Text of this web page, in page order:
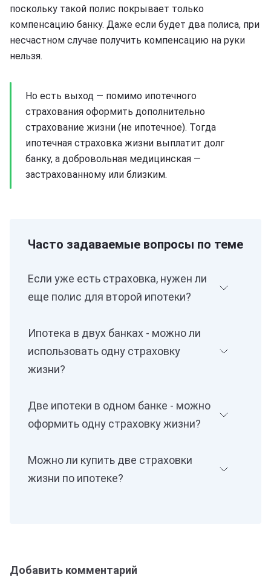
поскольку такой полис покрывает только
компенсацию банку. Даже если будет два полиса, при
несчастном случае получить компенсацию на руки
нельзя.
Но есть выход — помимо ипотечного
страхования оформить дополнительно
страхование жизни (не ипотечное). Тогда
ипотечная страховка жизни выплатит долг
банку, а добровольная медицинская —
застрахованному или близким.
Часто задаваемые вопросы по теме
Если уже есть страховка, нужен ли
еще полис для второй ипотеки?
Ипотека в двух банках - можно ли
использовать одну страховку
жизни?
Две ипотеки в одном банке - можно
оформить одну страховку жизни?
Можно ли купить две страховки
жизни по ипотеке?
Добавить комментарий